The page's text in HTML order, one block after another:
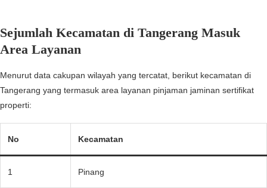
Sejumlah Kecamatan di Tangerang Masuk
Area Layanan
Menurut data cakupan wilayah yang tercatat, berikut kecamatan di
Tangerang yang termasuk area layanan pinjaman jaminan sertifikat
properti:
No Kecamatan
1 Pinang